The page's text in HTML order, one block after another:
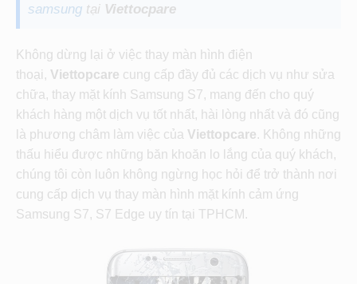
samsung tại Viettocpare
Không dừng lại ở việc thay màn hình điện
thoại, Viettopcare cung cấp đầy đủ các dịch vụ như sửa
chữa, thay mặt kính Samsung S7, mang đến cho quý
khách hàng một dịch vụ tốt nhất, hài lòng nhất và đó cũng
là phương châm làm việc của Viettopcare. Không những
thấu hiểu được những băn khoăn lo lắng của quý khách,
chúng tôi còn luôn không ngừng học hỏi để trở thành nơi
cung cấp dịch vụ thay màn hình mặt kính cảm ứng
Samsung S7, S7 Edge uy tín tại TPHCM.